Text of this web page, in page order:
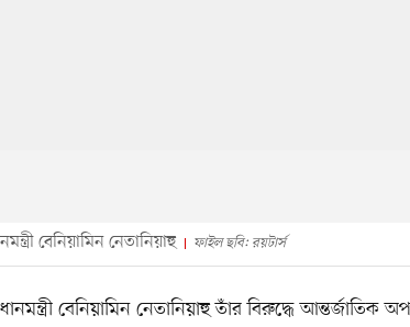
বেনিয়ামিন নেতানিয়াহু ফাইল ছবি: রয়টার্স
বেনিয়ামিন নেতানিয়াহু তাঁর বিরুদ্ধে আন্তর্জাতিক